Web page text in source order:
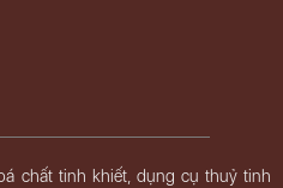
chất tinh khiết, dụng cụ thuỷ tinh